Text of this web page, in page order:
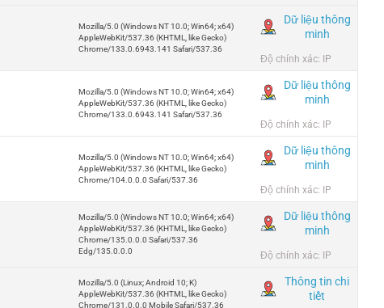
Mozilla/5.0 (Windows NT 10.0; Win64; x64)
AppleWebKit/537.36 (KHTML, like Gecko)
Chrome/133.0.6943.141 Safari/537.36
Dữ liệu thông
minh
Độ chính xác: IP
Mozilla/5.0 (Windows NT 10.0; Win64; x64)
AppleWebKit/537.36 (KHTML, like Gecko)
Chrome/133.0.6943.141 Safari/537.36
Dữ liệu thông
minh
Độ chính xác: IP
Mozilla/5.0 (Windows NT 10.0; Win64; x64)
AppleWebKit/537.36 (KHTML, like Gecko)
Chrome/104.0.0.0 Safari/537.36
Dữ liệu thông
minh
Độ chính xác: IP
Mozilla/5.0 (Windows NT 10.0; Win64; x64)
AppleWebKit/537.36 (KHTML, like Gecko)
Chrome/135.0.0.0 Safari/537.36
Edg/135.0.0.0
Dữ liệu thông
minh
Độ chính xác: IP
Mozilla/5.0 (Linux; Android 10; K)
AppleWebKit/537.36 (KHTML, like Gecko)
Chrome/131.0.0.0 Mobile Safari/537.36
Thông tin chi
tiết